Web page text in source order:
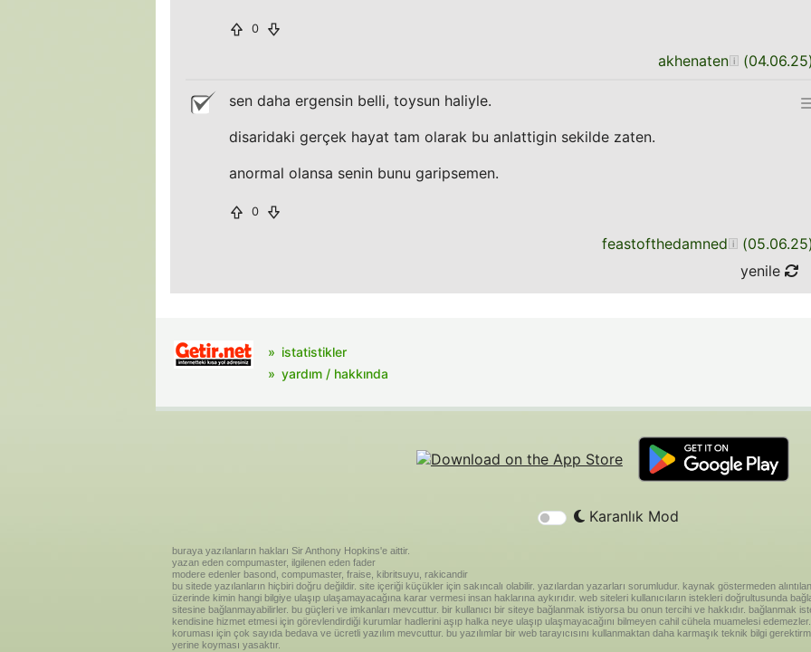
0
akhenaten (04.06.25
sen daha ergensin belli, toysun haliyle.
disaridaki gerçek hayat tam olarak bu anlattigin sekilde zaten.
anormal olansa senin bunu garipsemen.
0
feastofthedamned (05.06.25
yenile
istatistikler
yardım / hakkında
Karanlık Mod
buraya yazılanların hakları Sir Anthony Hopkins'e aittir.
yazan eden compumaster, ilgilenen eden fader
modere edenler basond, compumaster, fraise, kibritsuyu, rakicandir
bu sitede yazılanların hiçbiri doğru değildir. site içeriği küçükler için sakıncalı olabilir. yazılardan yazarları sorumludur. kaynak göstermeden
üzerinde kimin hangi bilgiye ulaşıp ulaşamayacağına karar vermesi insan haklarına aykırıdır. web siteleri kullanıcıların istekleri doğrultusunda
sitesine bağlanmayabilirler. bu güçleri ve imkanları mevcuttur. bir kullanıcı bir siteye bağlanmak istiyorsa bu onun tercihi ve hakkıdır. bağlanmak
kendisine hizmet etmesi için görevlendirdiği kurumlar hadlerini aşıp halka neye ulaşıp ulaşmayacağını bilmeyen cahil cühela muamelesi
koruması için çok sayıda bedava ve ücretli yazılım mevcuttur. bu yazılımlar bir web tarayıcısını kullanmaktan daha karmaşık teknik bilgi
yerine koyması yasaktır.